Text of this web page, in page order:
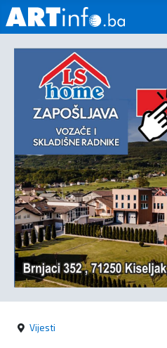
Početna
Vijesti
Sport
Kultura
Crna
kronika
Politika
Vijesti